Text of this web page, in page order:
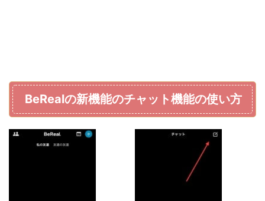
BeRealの新機能のチャット機能の使い方